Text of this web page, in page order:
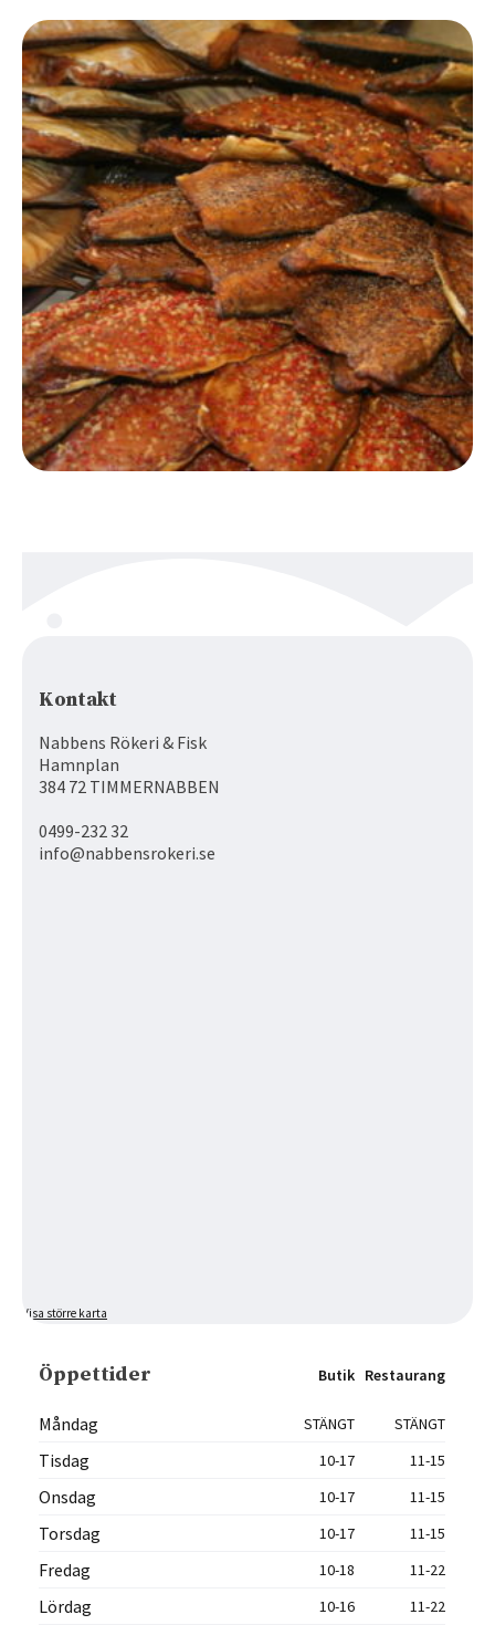
Kontakt
Nabbens Rökeri & Fisk
Hamnplan
384 72 TIMMERNABBEN
0499-232 32
info@nabbensrokeri.se
Visa större karta
Öppettider Butik Restaurang
Måndag STÄNGT STÄNGT
Tisdag 10-17 11-15
Onsdag 10-17 11-15
Torsdag 10-17 11-15
Fredag 10-18 11-22
Lördag 10-16 11-22